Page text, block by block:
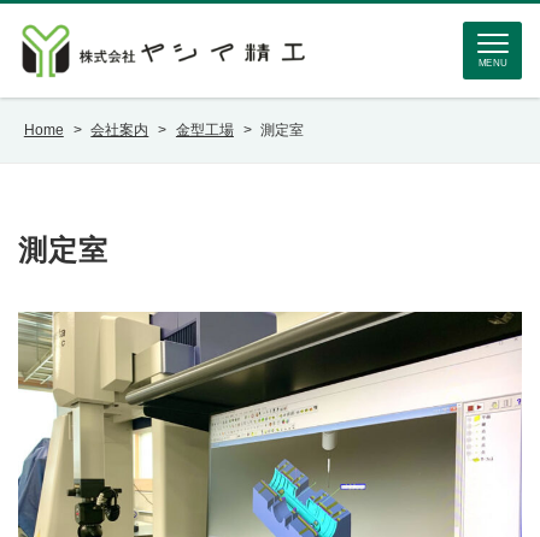
MENU
Home > 会社案内 > 金型工場 > 測定室
測定室